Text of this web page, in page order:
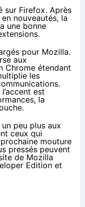
sur Firefox. Après
nouveautés, la
une bonne
pour Mozilla.
aux
Chrome étendant
les
est
, la
.
un peu plus aux
ceux qui
mouture
pressés peuvent
de Mozilla
Edition et